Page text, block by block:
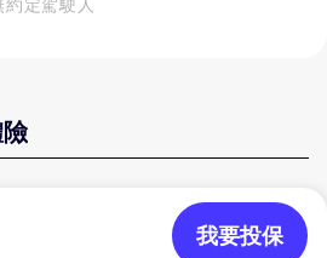
定駕駛人
我要投保